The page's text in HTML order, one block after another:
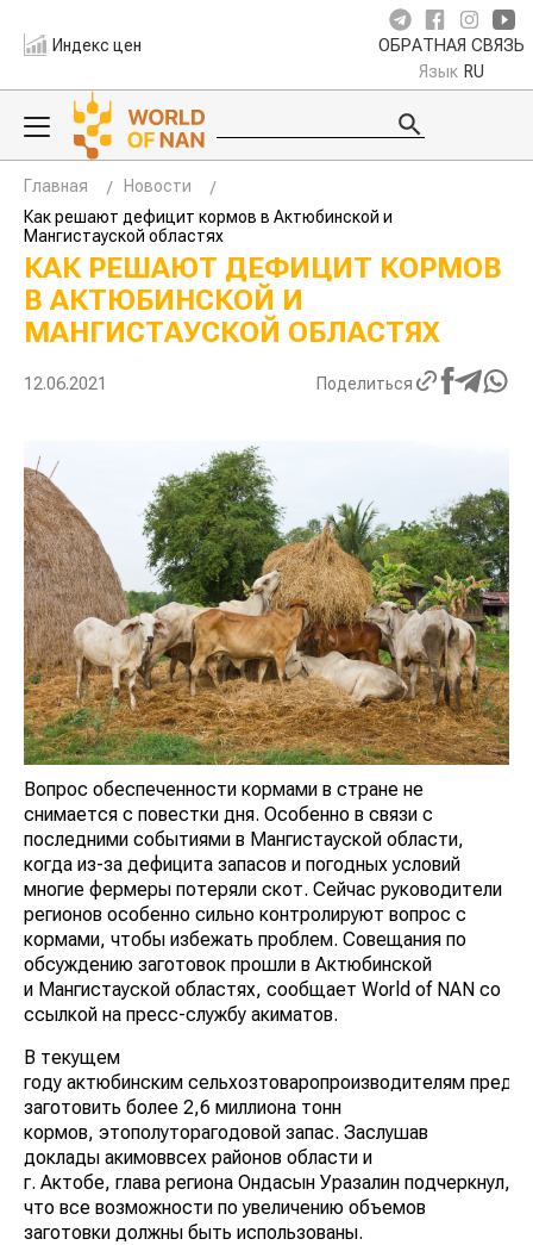
Индекс цен ОБРАТНАЯ СВЯЗЬ
Язык RU
Главная
Новости
Как решают дефицит кормов в Актюбинской и
Мангистауской областях
КАК РЕШАЮТ ДЕФИЦИТ КОРМОВ
В АКТЮБИНСКОЙ И
МАНГИСТАУСКОЙ ОБЛАСТЯХ
12.06.2021 Поделиться
Вопрос обеспеченности кормами в стране не
снимается с повестки дня. Особенно в связи с
последними событиями в Мангистауской области,
когда из-за дефицита запасов и погодных условий
многие фермеры потеряли скот. Сейчас руководители
регионов особенно сильно контролируют вопрос с
кормами, чтобы избежать проблем. Совещания по
обсуждению заготовок прошли в Актюбинской
и Мангистауской областях, сообщает World of NAN со
ссылкой на пресс-службу акиматов.
В текущем
году актюбинским сельхозтоваропроизводителям
заготовить более 2,6 миллиона тонн
кормов, этополуторагодовой запас. Заслушав
доклады акимоввсех районов области и
г. Актобе, глава региона Ондасын Уразалин подчеркнул,
что все возможности по увеличению объемов
заготовки должны быть использованы.